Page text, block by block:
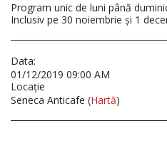
Program unic de luni până
Inclusiv pe 30 noiembrie și 1
Data:
01/12/2019 09:00 AM
Locaţie
Seneca Anticafe (Hartă)